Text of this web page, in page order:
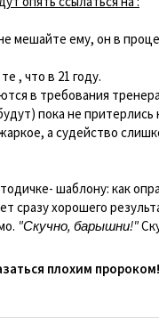
мешайте ему, он в
, что в 21 году.
в требования
пока не притерлись
а судейство
шаблону: как
сразу хорошего
"Скучно, барышни!"
плохим пророком!